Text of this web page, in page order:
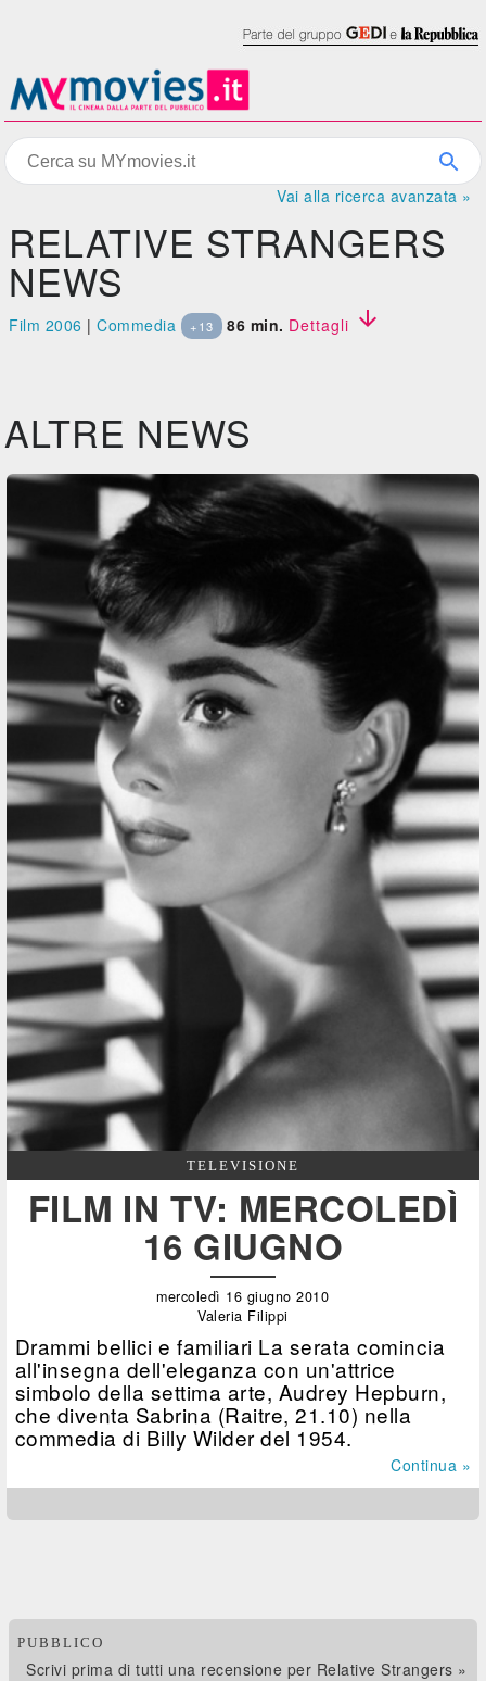
Vai alla ricerca avanzata »
RELATIVE STRANGERS
NEWS
Film 2006 |Commedia +13 86 min. Dettagli 
ALTRE NEWS
TELEVISIONE
FILM IN TV: MERCOLEDÌ
16 GIUGNO
mercoledì 16 giugno 2010
Valeria Filippi
Drammi bellici e familiari La serata comincia
all'insegna dell'eleganza con un'attrice
simbolo della settima arte, Audrey Hepburn,
che diventa Sabrina (Raitre, 21.10) nella
commedia di Billy Wilder del 1954.
Continua »
PUBBLICO
Scrivi prima di tutti una recensione per Relative Strangers »